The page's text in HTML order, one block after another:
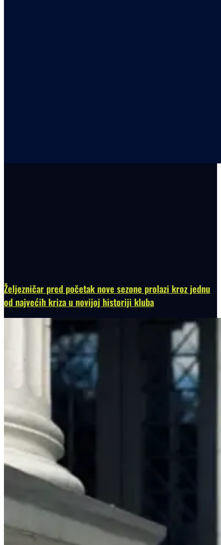
Željezničar pred početak nove sezone prolazi kroz jednu
od najvećih kriza u novijoj historiji kluba